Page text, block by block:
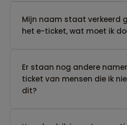
Mijn naam staat verkeerd
het e-ticket, wat moet ik
Er staan nog andere
ticket van mensen die ik
dit?